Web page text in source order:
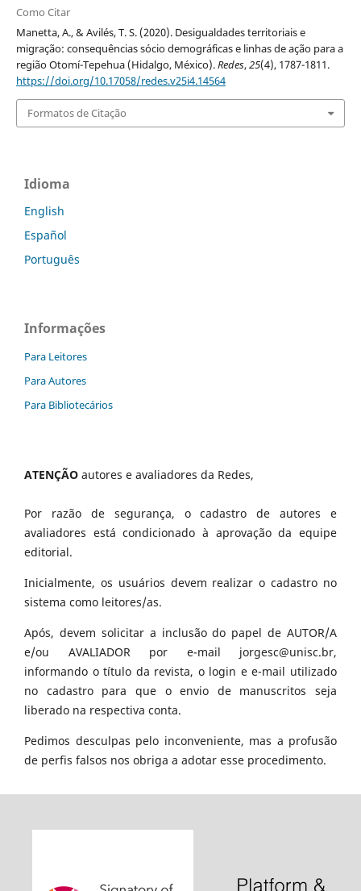
Como Citar
Manetta, A., & Avilés, T. S. (2020). Desigualdades territoriais e
migração: consequências sócio demográficas e linhas de ação para a
região Otomí-Tepehua (Hidalgo, México).Redes,25(4), 1787-1811.
https://doi.org/10.17058/redes.v25i4.14564
Formatos de Citação
Idioma
English
Español
Português
Informações
Para Leitores
Para Autores
Para Bibliotecários
ATENÇÃO autores e avaliadores da Redes,
Por razão de segurança, o cadastro de autores e
avaliadores está condicionado à aprovação da equipe
editorial.
Inicialmente, os usuários devem realizar o cadastro no
sistema como leitores/as.
Após, devem solicitar a inclusão do papel de AUTOR/A
e/ou AVALIADOR por e-mail jorgesc@unisc.br,
informando o título da revista, o login e e-mail utilizado
no cadastro para que o envio de manuscritos seja
liberado na respectiva conta.
Pedimos desculpas pelo inconveniente, mas a profusão
de perfis falsos nos obriga a adotar esse procedimento.